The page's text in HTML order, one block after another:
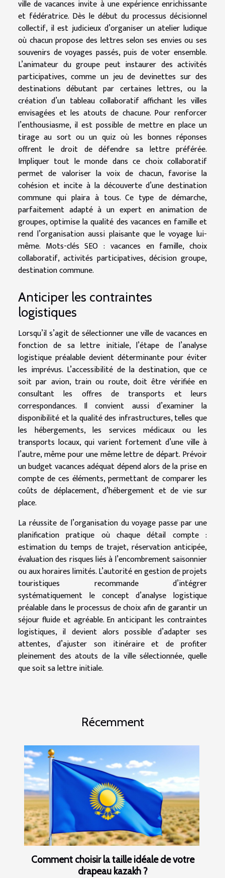
ville de vacances invite à une expérience enrichissante
et fédératrice. Dès le début du processus décisionnel
collectif, il est judicieux d’organiser un atelier ludique
où chacun propose des lettres selon ses envies ou ses
souvenirs de voyages passés, puis de voter ensemble.
L’animateur du groupe peut instaurer des activités
participatives, comme un jeu de devinettes sur des
destinations débutant par certaines lettres, ou la
création d’un tableau collaboratif affichant les villes
envisagées et les atouts de chacune. Pour renforcer
l’enthousiasme, il est possible de mettre en place un
tirage au sort ou un quiz où les bonnes réponses
offrent le droit de défendre sa lettre préférée.
Impliquer tout le monde dans ce choix collaboratif
permet de valoriser la voix de chacun, favorise la
cohésion et incite à la découverte d’une destination
commune qui plaira à tous. Ce type de démarche,
parfaitement adapté à un expert en animation de
groupes, optimise la qualité des vacances en famille et
rend l’organisation aussi plaisante que le voyage lui-
même. Mots-clés SEO : vacances en famille, choix
collaboratif, activités participatives, décision groupe,
destination commune.
Anticiper les contraintes
logistiques
Lorsqu’il s’agit de sélectionner une ville de vacances en
fonction de sa lettre initiale, l’étape de l’analyse
logistique préalable devient déterminante pour éviter
les imprévus. L’accessibilité de la destination, que ce
soit par avion, train ou route, doit être vérifiée en
consultant les offres de transports et leurs
correspondances. Il convient aussi d’examiner la
disponibilité et la qualité des infrastructures, telles que
les hébergements, les services médicaux ou les
transports locaux, qui varient fortement d’une ville à
l’autre, même pour une même lettre de départ. Prévoir
un budget vacances adéquat dépend alors de la prise en
compte de ces éléments, permettant de comparer les
coûts de déplacement, d’hébergement et de vie sur
place.
La réussite de l’organisation du voyage passe par une
planification pratique où chaque détail compte :
estimation du temps de trajet, réservation anticipée,
évaluation des risques liés à l’encombrement saisonnier
ou aux horaires limités. L’autorité en gestion de projets
touristiques recommande d’intégrer
systématiquement le concept d’analyse logistique
préalable dans le processus de choix afin de garantir un
séjour fluide et agréable. En anticipant les contraintes
logistiques, il devient alors possible d’adapter ses
attentes, d’ajuster son itinéraire et de profiter
pleinement des atouts de la ville sélectionnée, quelle
que soit sa lettre initiale.
Récemment
Comment choisir la taille idéale de votre
drapeau kazakh ?